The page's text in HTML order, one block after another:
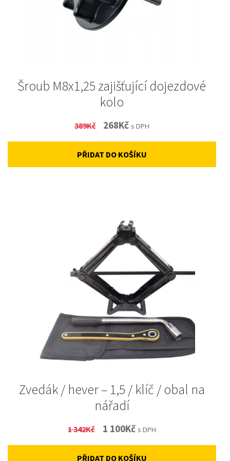
Šroub M8x1,25 zajišťující dojezdové
kolo
389Kč
Original
price
was:
268KčCurrent
price
is:
s DPH
PŘIDAT DO KOŠÍKU
Zvedák / hever – 1,5 / klíč / obal na
nářadí
1 342Kč
Original
price
1 100KčCurrent
price
s DPH
PŘIDAT DO KOŠÍKU